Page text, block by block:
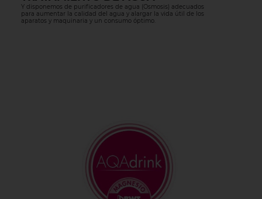
Y disponemos de purificadores de agua (Osmosis) adecuados
para aumentar la calidad del agua y alargar la vida útil de los
aparatos y maquinaria y un consumo óptimo.